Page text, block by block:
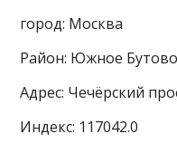
город: Москва
Район: Южное
Адрес: Чечёрский
Индекс: 117042.0